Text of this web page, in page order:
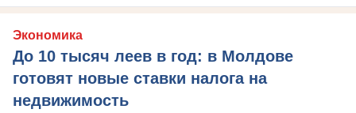
Экономика
До 10 тысяч леев в год: в Молдове
готовят новые ставки налога на
недвижимость